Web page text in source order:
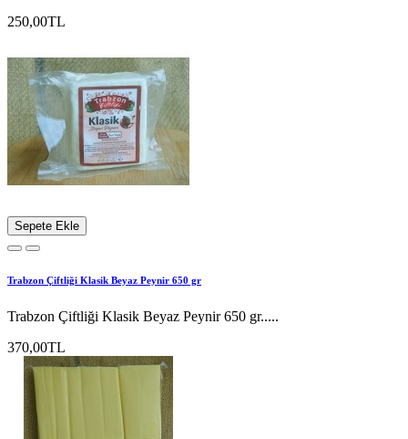
250,00TL
Sepete Ekle
Trabzon Çiftliği Klasik Beyaz Peynir 650 gr
Trabzon Çiftliği Klasik Beyaz Peynir 650 gr.....
370,00TL